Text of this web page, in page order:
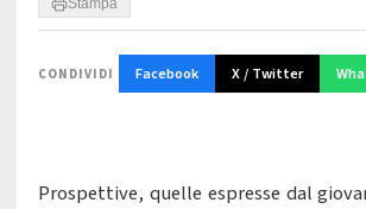
Stampa
CONDIVIDI Facebook X / Twitter
Prospettive, quelle espresse dal